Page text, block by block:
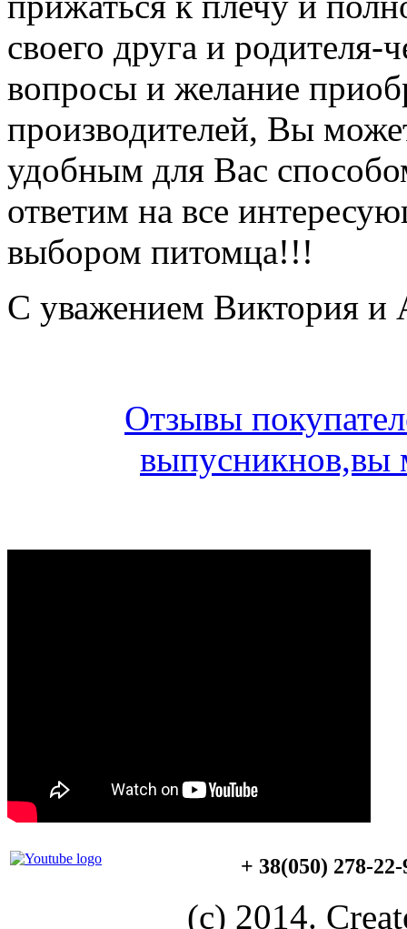
своего друга и родителя-
вопросы и желание
производителей, Вы
удобным для Вас
ответим на все
выбором питомца!!!
С уважением Виктория и
Отзывы
выпусникнов,вы
+ 38(050) 278-
(c) 2014.